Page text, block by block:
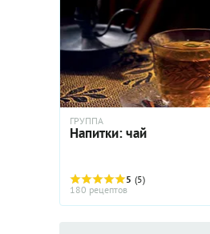
ГРУППА
Напитки: чай
5 (5)
180 рецептов